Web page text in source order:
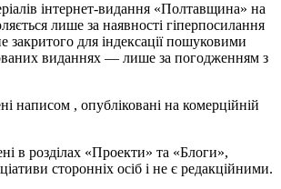
інтернет-видання «Полтавщина» на
лише за наявності гіперпосилання
закритого для індексації пошуковими
виданнях — лише за погодженням з
написом , опубліковані на комерційній
в розділах «Проекти» та «Блоги»,
сторонніх осіб і не є редакційними.